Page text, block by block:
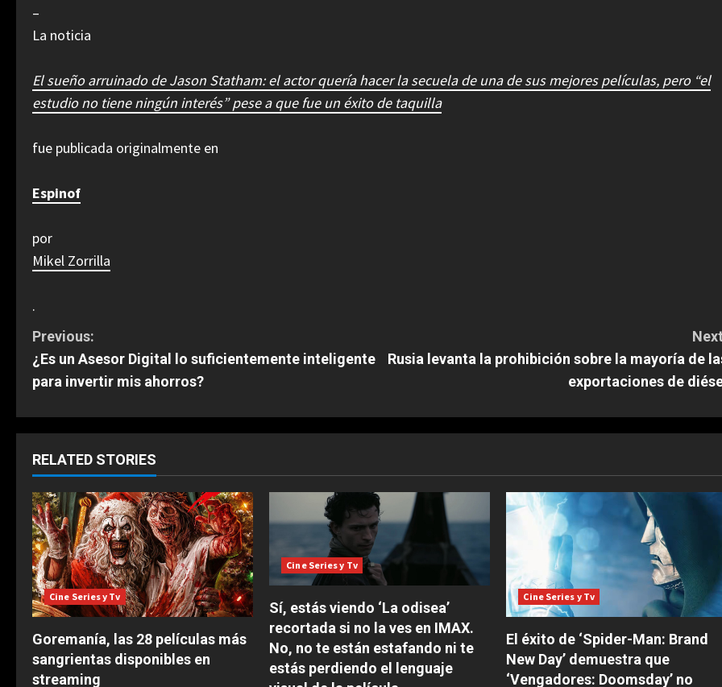
–
La noticia
El sueño arruinado de Jason Statham: el actor quería hacer la secuela de una de sus mejores películas, pero “el
estudio no tiene ningún interés” pese a que fue un éxito de taquilla
fue publicada originalmente en
Espinof
por
Mikel Zorrilla
.
C
o
t
i
n
u
e
R
e
a
Previous:
¿Es un Asesor Digital lo suficientemente inteligente
para invertir mis ahorros?
Rusia levanta la prohibición sobre la mayoría de
exportaciones de
RELATED STORIES
Cine Series y Tv
Goremanía, las 28 películas más
sangrientas disponibles en
streaming
Cine Series y Tv
Sí, estás viendo ‘La odisea’
recortada si no la ves en IMAX.
No, no te están estafando ni te
estás perdiendo el lenguaje
Cine Series y Tv
El éxito de ‘Spider-Man: Brand
New Day’ demuestra que
‘Vengadores: Doomsday’ no